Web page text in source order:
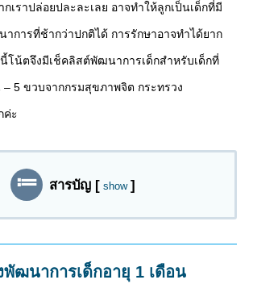
เราปล่อยปละละเลย อาจทำให้ลูกเป็นเด็กที่มี
การที่ช้ากว่าปกติได้ การรักษาอาจทำได้ยาก
โน้ตจึงมีเช็คลิสต์พัฒนาการเด็กสำหรับเด็กที่
– 5 ขวบจากกรมสุขภาพจิต กระทรวง
ค่ะ
สารบัญ [ show ]
พัฒนาการเด็กอายุ 1 เดือน